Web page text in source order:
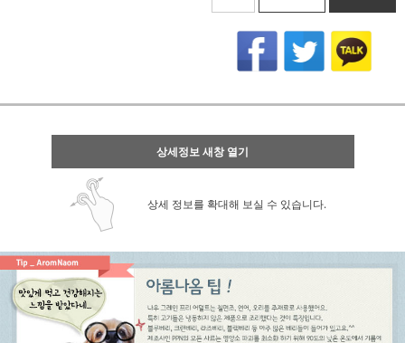
상세정보 새창 열기
상세 정보를 확대해 보실 수 있습니다.